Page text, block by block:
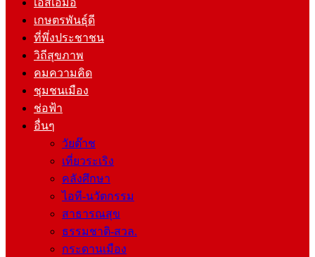
เอสเอ็มอี
เกษตรพันธุ์ดี
ที่พึ่งประชาชน
วิถีสุขภาพ
คมความคิด
ชุมชนเมือง
ช่อฟ้า
อื่นๆ
วัยต๊าช
เที่ยวระเริง
คลังศึกษา
ไอที-นวัตกรรม
สาธารณสุข
ธรรมชาติ-สวล.
กระดานเมือง